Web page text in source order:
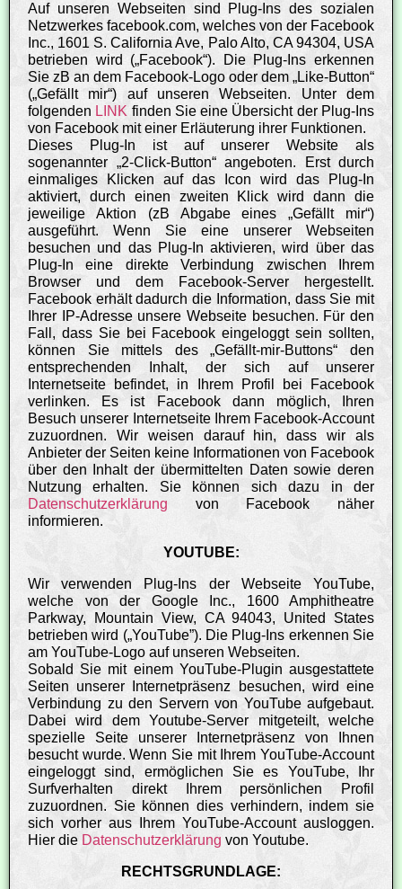
Auf unseren Webseiten sind Plug-Ins des sozialen
Netzwerkes facebook.com, welches von der Facebook
Inc., 1601 S. California Ave, Palo Alto, CA 94304, USA
betrieben wird („Facebook“). Die Plug-Ins erkennen
Sie zB an dem Facebook-Logo oder dem „Like-Button“
(„Gefällt mir“) auf unseren Webseiten. Unter dem
folgenden LINK finden Sie eine Übersicht der Plug-Ins
von Facebook mit einer Erläuterung ihrer Funktionen.
Dieses Plug-In ist auf unserer Website als
sogenannter „2-Click-Button“ angeboten. Erst durch
einmaliges Klicken auf das Icon wird das Plug-In
aktiviert, durch einen zweiten Klick wird dann die
jeweilige Aktion (zB Abgabe eines „Gefällt mir“)
ausgeführt. Wenn Sie eine unserer Webseiten
besuchen und das Plug-In aktivieren, wird über das
Plug-In eine direkte Verbindung zwischen Ihrem
Browser und dem Facebook-Server hergestellt.
Facebook erhält dadurch die Information, dass Sie mit
Ihrer IP-Adresse unsere Webseite besuchen. Für den
Fall, dass Sie bei Facebook eingeloggt sein sollten,
können Sie mittels des „Gefällt-mir-Buttons“ den
entsprechenden Inhalt, der sich auf unserer
Internetseite befindet, in Ihrem Profil bei Facebook
verlinken. Es ist Facebook dann möglich, Ihren
Besuch unserer Internetseite Ihrem Facebook-Account
zuzuordnen. Wir weisen darauf hin, dass wir als
Anbieter der Seiten keine Informationen von Facebook
über den Inhalt der übermittelten Daten sowie deren
Nutzung erhalten. Sie können sich dazu in der
Datenschutzerklärung von Facebook näher
informieren.
YOUTUBE:
Wir verwenden Plug-Ins der Webseite YouTube,
welche von der Google Inc., 1600 Amphitheatre
Parkway, Mountain View, CA 94043, United States
betrieben wird („YouTube”). Die Plug-Ins erkennen Sie
am YouTube-Logo auf unseren Webseiten.
Sobald Sie mit einem YouTube-Plugin ausgestattete
Seiten unserer Internetpräsenz besuchen, wird eine
Verbindung zu den Servern von YouTube aufgebaut.
Dabei wird dem Youtube-Server mitgeteilt, welche
spezielle Seite unserer Internetpräsenz von Ihnen
besucht wurde. Wenn Sie mit Ihrem YouTube-Account
eingeloggt sind, ermöglichen Sie es YouTube, Ihr
Surfverhalten direkt Ihrem persönlichen Profil
zuzuordnen. Sie können dies verhindern, indem sie
sich vorher aus Ihrem YouTube-Account ausloggen.
Hier die Datenschutzerklärung von Youtube.
RECHTSGRUNDLAGE: